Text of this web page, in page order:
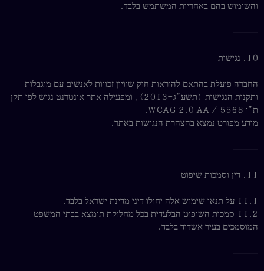
והשימוש בהם באחריות המשתמש בלבד.
⸻
10. נגישות
החברה פועלת בהתאם להוראות חוק שוויון זכויות לאנשים עם מוגבלות
ותקנות הנגישות (תשע”ג–2013), ומפעילה אתר אינטרנט נגיש לפי תקן
ת”י 5568 / WCAG 2.0 AA.
מידע מפורט נמצא בהצהרת הנגישות באתר.
⸻
11. דין וסמכות שיפוט
11.1 על תנאי שימוש אלה יחולו דיני מדינת ישראל בלבד.
11.2 סמכות השיפוט הבלעדית בכל מחלוקת תימצא בבתי המשפט
המוסמכים בעיר אשדוד בלבד.
⸻